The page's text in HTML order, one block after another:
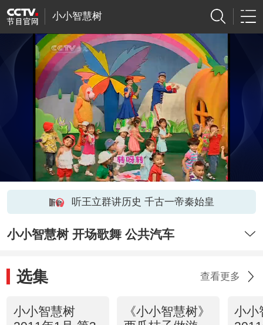
小小智慧树
听王立群讲历史 千古一帝秦始皇
小小智慧树 开场歌舞 公共汽车
选集 查看更多
小小智慧树
《小小智慧树》
小小